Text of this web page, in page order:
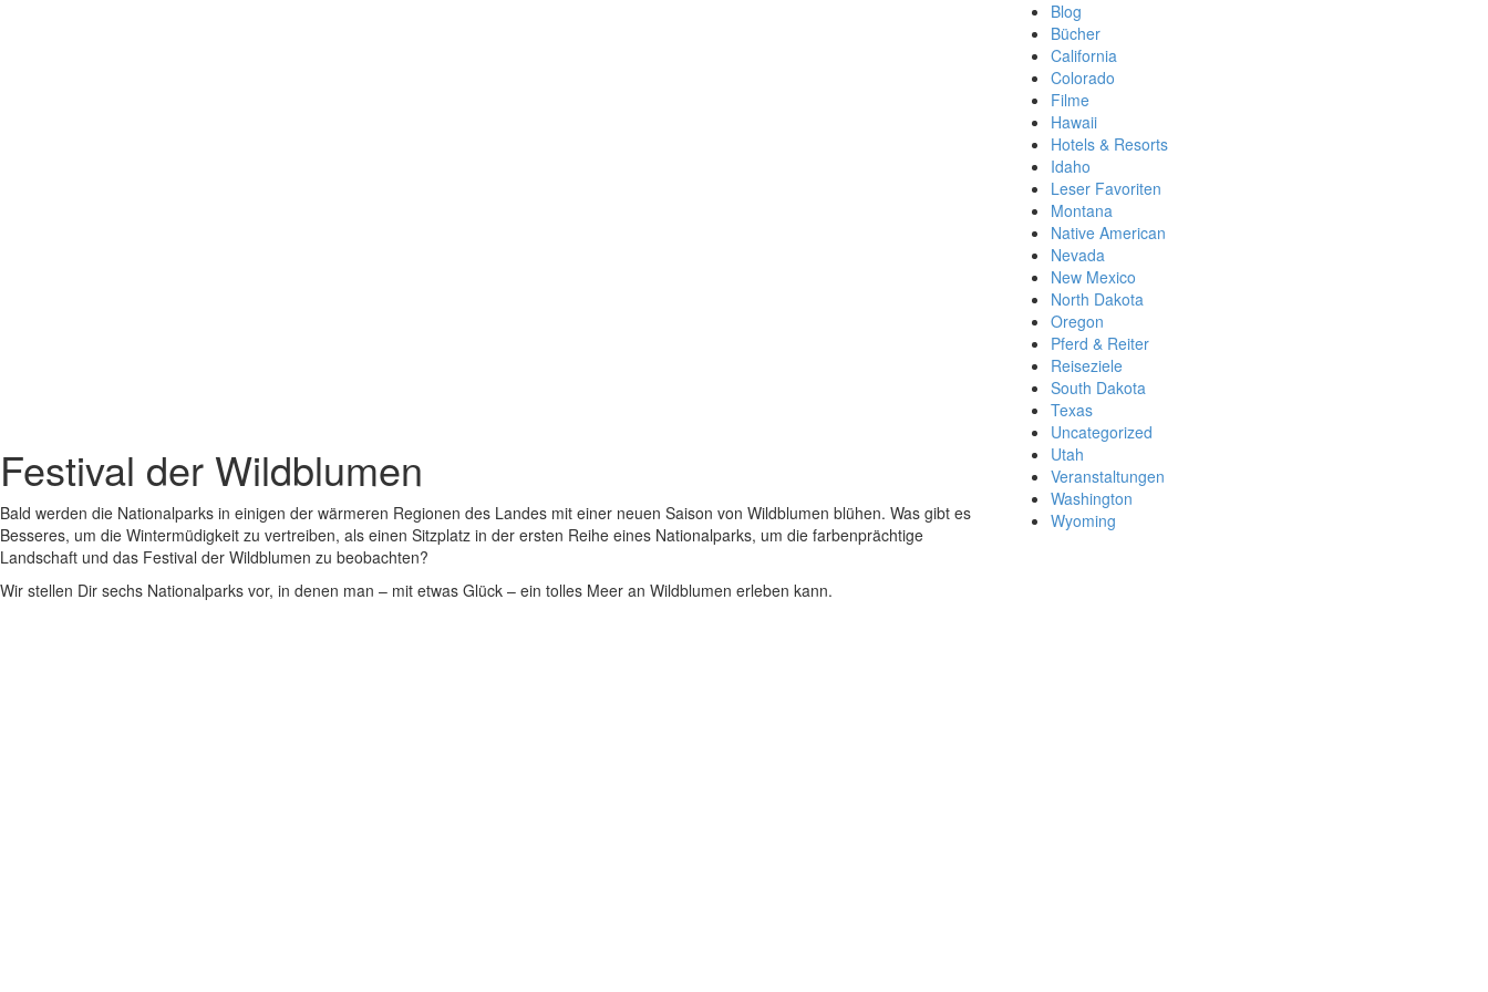
Festival der Wildblumen
Bald werden die Nationalparks in einigen der wärmeren Regionen des Landes mit einer neuen Saison von Wildblumen blühen. Was gibt es
Besseres, um die Wintermüdigkeit zu vertreiben, als einen Sitzplatz in der ersten Reihe eines Nationalparks, um die farbenprächtige
Landschaft und das Festival der Wildblumen zu beobachten?
Wir stellen Dir sechs Nationalparks vor, in denen man – mit etwas Glück – ein tolles Meer an Wildblumen erleben kann.
Blog
Bücher
California
Colorado
Filme
Hawaii
Hotels & Resorts
Idaho
Leser Favoriten
Montana
Native American
Nevada
New Mexico
North Dakota
Oregon
Pferd & Reiter
Reiseziele
South Dakota
Texas
Uncategorized
Utah
Veranstaltungen
Washington
Wyoming